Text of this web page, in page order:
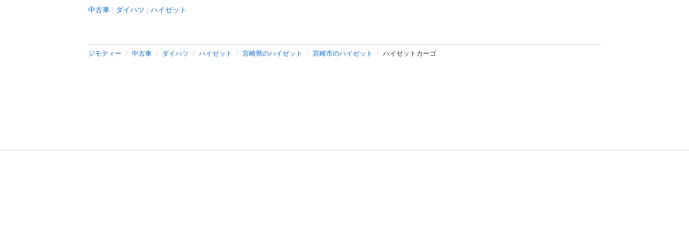
中古車 ダイハツ ハイゼット
ジモティー 中古車 ダイハツ ハイゼット 宮崎県のハイゼット 宮崎市のハイゼット ハイゼットカーゴ